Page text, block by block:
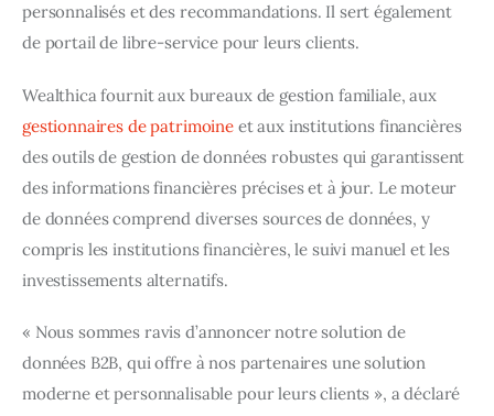
personnalisés et des recommandations. Il sert également
de portail de libre-service pour leurs clients.
Wealthica fournit aux bureaux de gestion familiale, aux
gestionnaires de patrimoine et aux institutions financières
des outils de gestion de données robustes qui garantissent
des informations financières précises et à jour. Le moteur
de données comprend diverses sources de données, y
compris les institutions financières, le suivi manuel et les
investissements alternatifs.
« Nous sommes ravis d’annoncer notre solution de
données B2B, qui offre à nos partenaires une solution
moderne et personnalisable pour leurs clients », a déclaré